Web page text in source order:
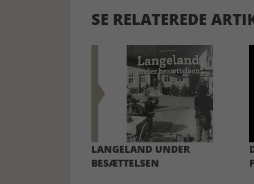
SE RELATEREDE
LANGELAND UNDER
BESÆTTELSEN